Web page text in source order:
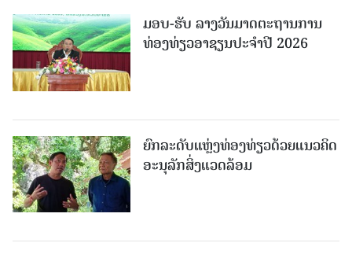
ມອບ-ຮັບ ລາງວັນມາດຕະຖານການ
ທ່ອງທ່ຽວອາຊຽນປະຈຳປີ 2026
ຍົກລະດັບແຫຼ່ງທ່ອງທ່ຽວດ້ວຍແນວຄິດ
ອະນຸລັກສິ່ງແວດລ້ອມ